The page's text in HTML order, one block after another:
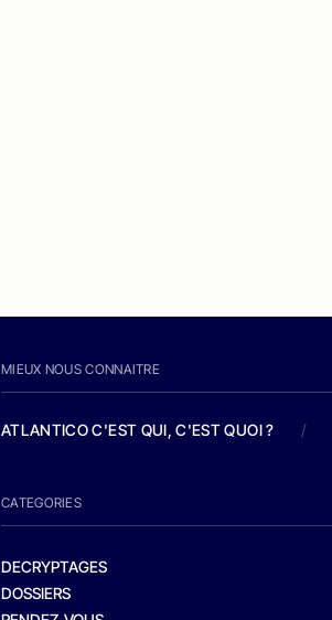
MIEUX NOUS CONNAITRE
ATLANTICO C'EST QUI, C'EST QUOI ? /
CATEGORIES
DECRYPTAGES
DOSSIERS